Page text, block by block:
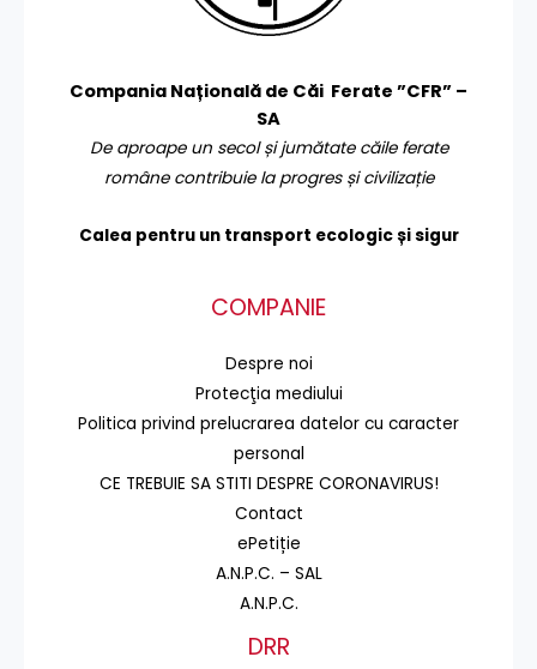
Compania Națională de Căi Ferate ”CFR” –
SA
De aproape un secol și jumătate căile ferate
române contribuie la progres și civilizație
Calea pentru un transport ecologic și sigur
COMPANIE
Despre noi
Protecţia mediului
Politica privind prelucrarea datelor cu caracter
personal
CE TREBUIE SA STITI DESPRE CORONAVIRUS!
Contact
ePetiție
A.N.P.C. – SAL
A.N.P.C.
DRR